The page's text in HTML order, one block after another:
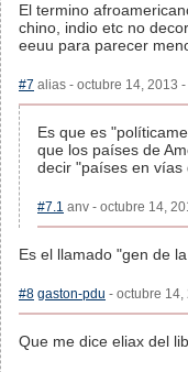
El termino
chino, indio etc no
eeuu para parecer
#7 alias - octubre 14, 2013
Es que es
que los países de
decir "países en vías
#7.1 anv - octubre 14,
Es el llamado "gen de
#8 gaston-pdu - octubre 14,
Que me dice eliax del